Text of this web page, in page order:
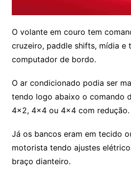
O volante em couro tem
cruzeiro, paddle shifts, mídia e
computador de bordo.
O ar condicionado podia ser
tendo logo abaixo o comando
4×2, 4×4 ou 4×4 com redução.
Já os bancos eram em tecido
motorista tendo ajustes
braço dianteiro.